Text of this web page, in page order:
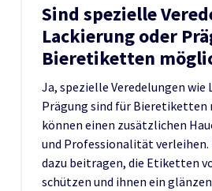
Sind spezielle
Lackierung oder
Bieretiketten
Ja, spezielle Veredelungen wie
Prägung sind für Bieretiketten
können einen zusätzlichen
und Professionalität verleihen.
dazu beitragen, die Etiketten
schützen und ihnen ein